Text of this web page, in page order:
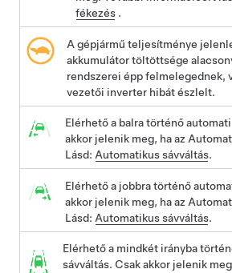
fékezés.
A gépjármű teljesítménye
akkumulátor töltöttsége
rendszerei épp felmelegednek,
vezetői inverter hibát észlelt.
Elérhető a balra történő
akkor jelenik meg, ha az
Lásd: Automatikus sávváltás.
Elérhető a jobbra történő
akkor jelenik meg, ha az
Lásd: Automatikus sávváltás.
Elérhető a mindkét irányba
sávváltás. Csak akkor jelenik